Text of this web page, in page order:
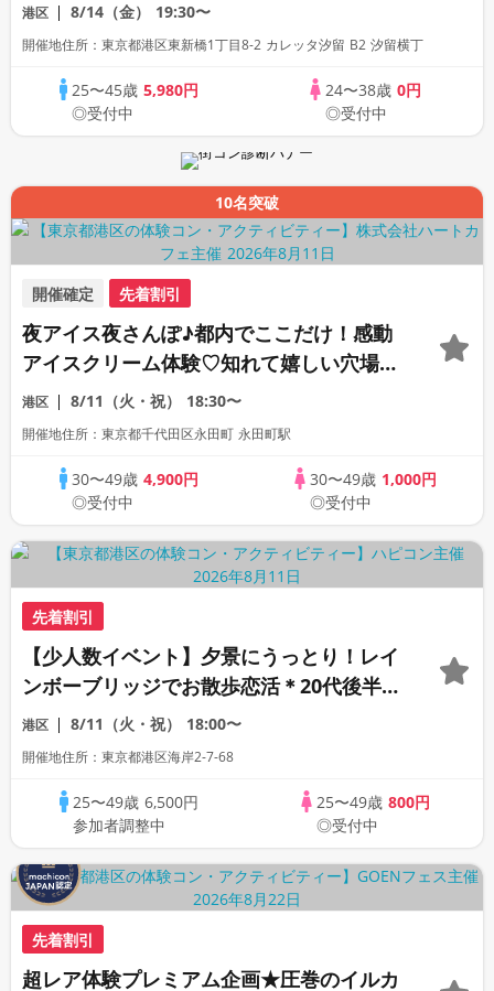
港区 8/14（金） 19:30〜
開催地住所：東京都港区東新橋1丁目8-2 カレッタ汐留 B2 汐留横丁
25〜45歳5,980円
◎受付中
24〜38歳 0円
◎受付中
10名突破
開催確定 先着割引
夜アイス夜さんぽ♪都内でここだけ！感動
アイスクリーム体験♡知れて嬉しい穴場の
デートスポット散策★全員と1対1トーク♡
紀尾井町ナイトデートコン♪
港区 8/11（火・祝） 18:30〜
開催地住所：東京都千代田区永田町 永田町駅
30〜49歳4,900円
◎受付中
30〜49歳 1,000円
◎受付中
先着割引
【少人数イベント】夕景にうっとり！レイ
ンボーブリッジでお散歩恋活＊20代後半〜
40代後半＊
港区 8/11（火・祝） 18:00〜
開催地住所：東京都港区海岸2-7-68
25〜49歳 6,500円
参加者調整中
25〜49歳 800円
◎受付中
先着割引
超レア体験プレミアム企画★圧巻のイルカ